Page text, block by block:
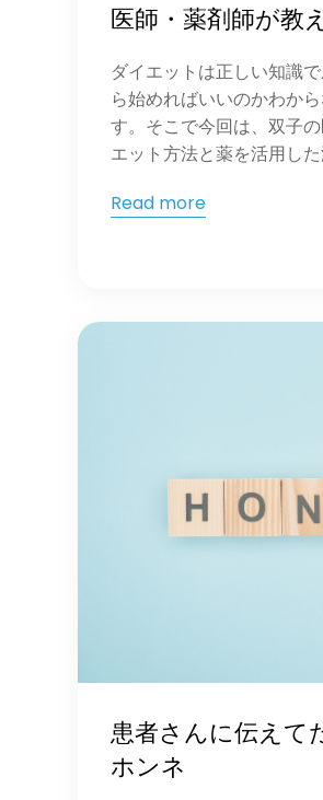
医師・薬剤師が教
ダイエットは正しい知識
ら始めればいいのかわか
す。そこで今回は、双子
エット方法と薬を活用し
Read more
患者さんに伝えて
ホンネ